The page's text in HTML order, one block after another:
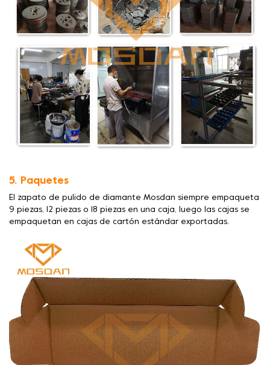
5. Paquetes
El zapato de pulido de diamante Mosdan siempre empaqueta
9 piezas, 12 piezas o 18 piezas en una caja, luego las cajas se
empaquetan en cajas de cartón estándar exportadas.